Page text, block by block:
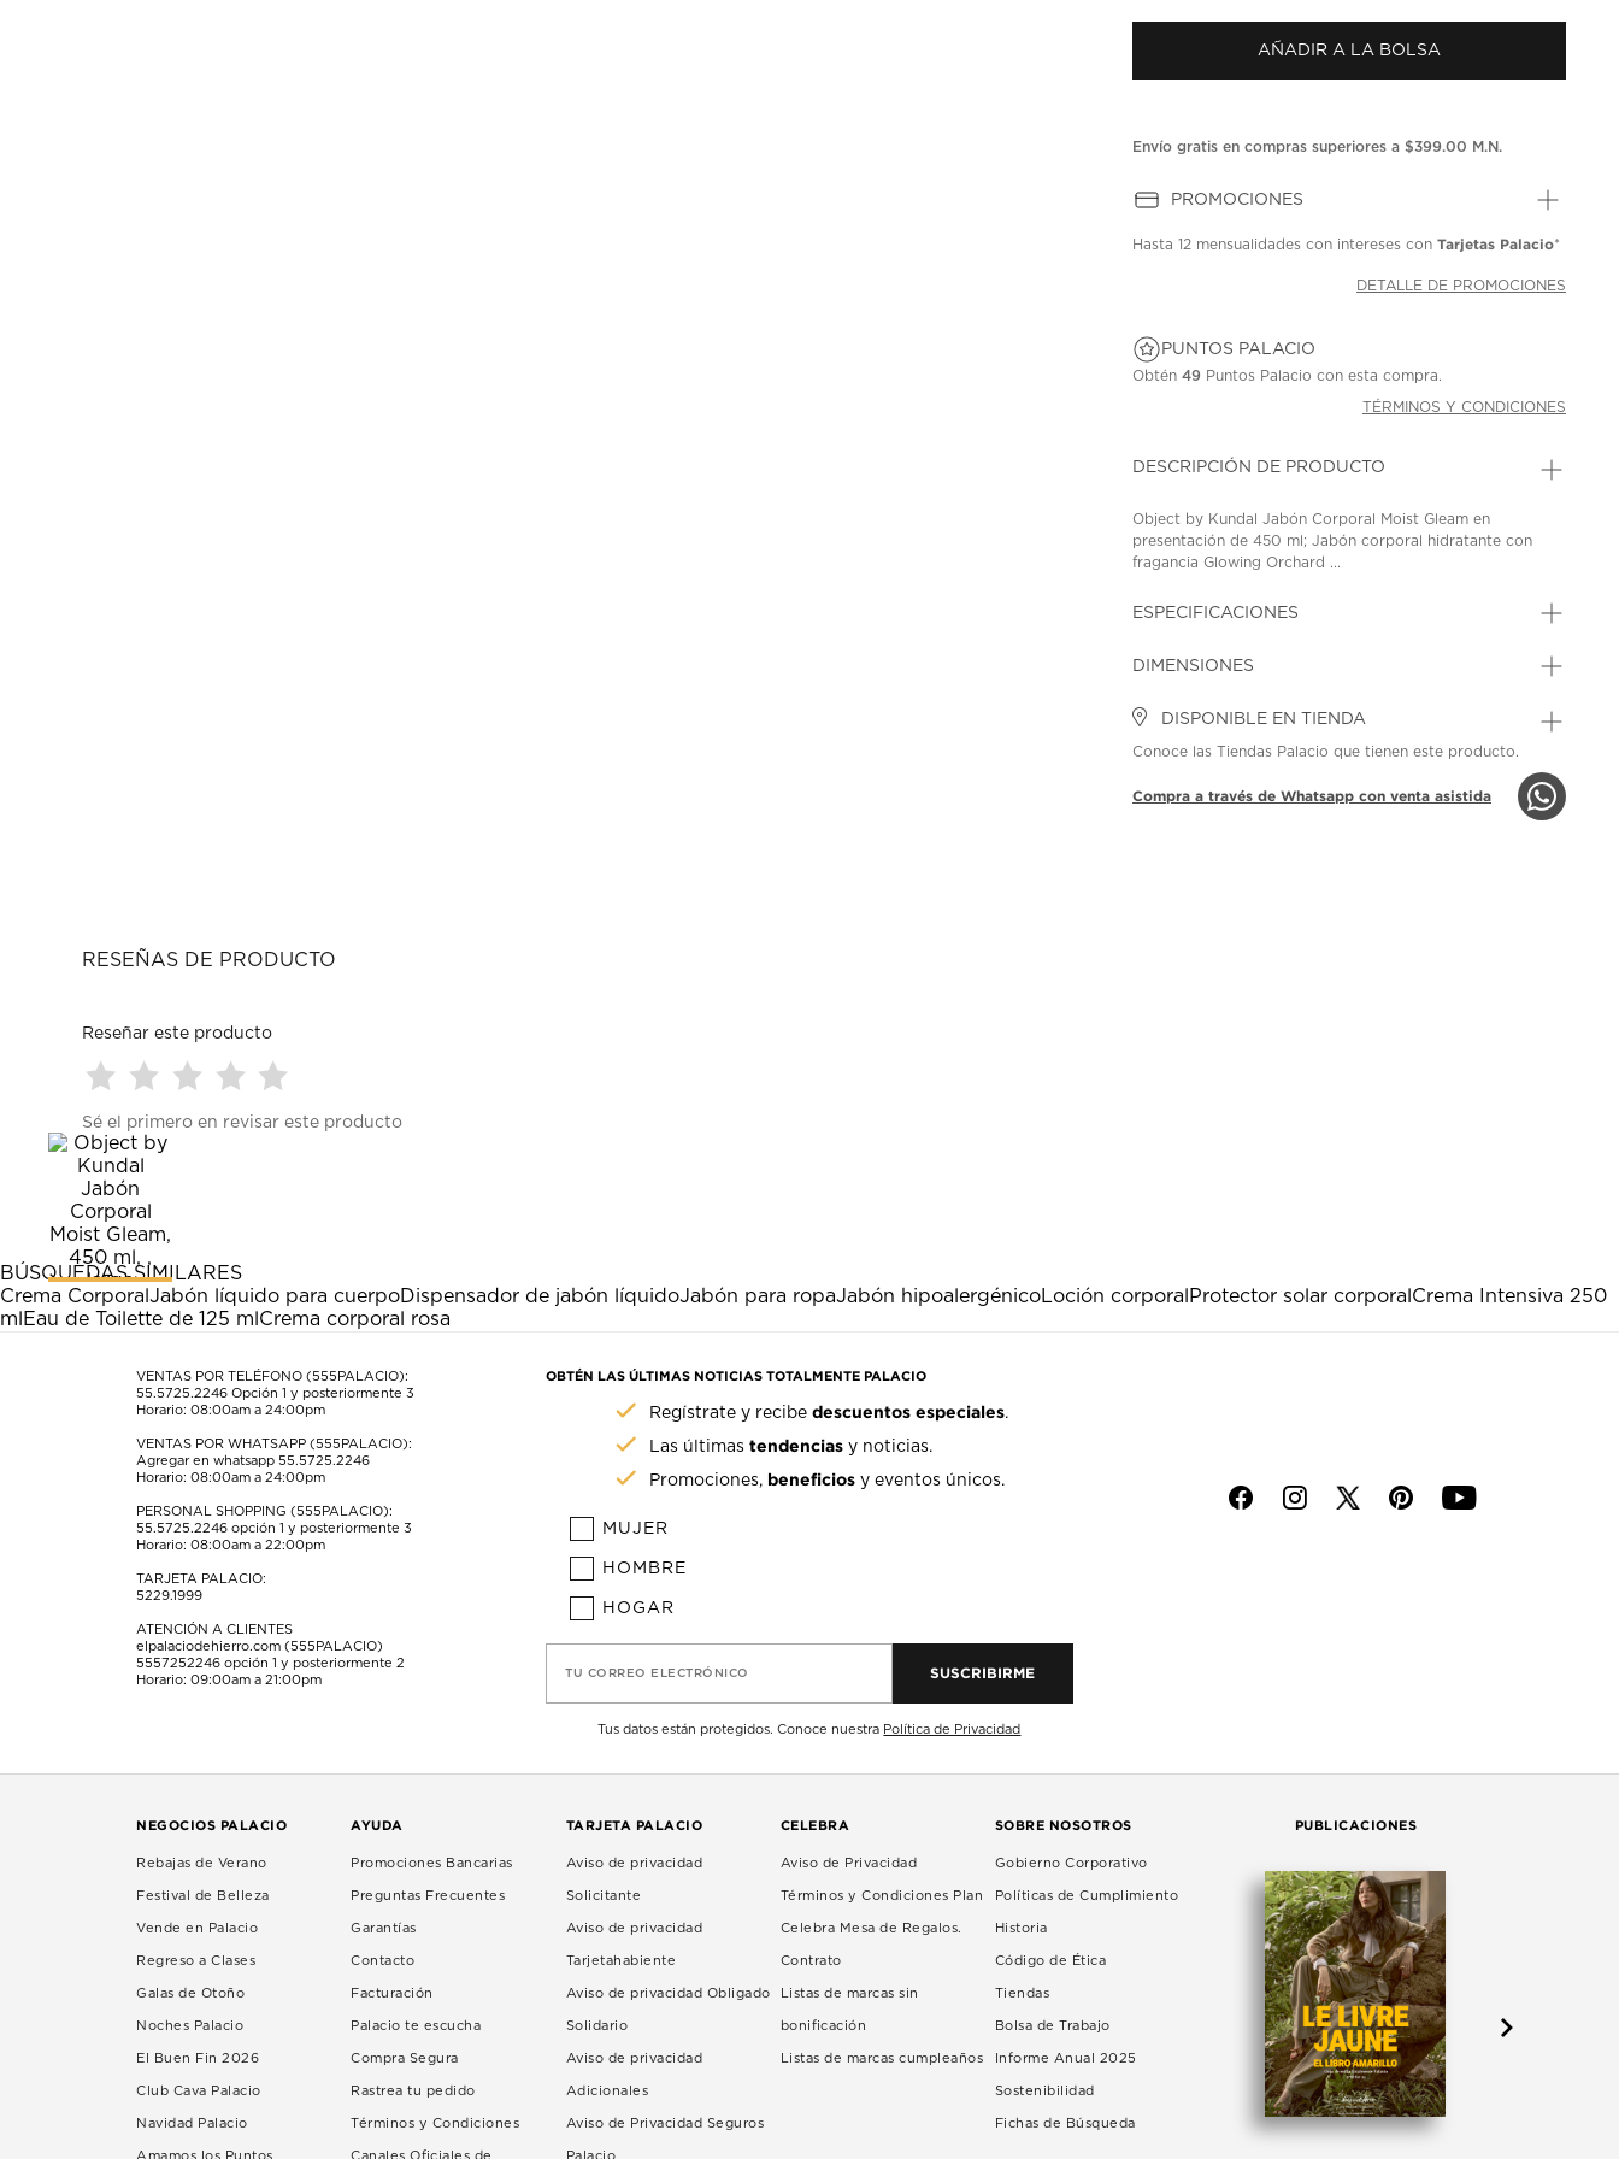
puntuación.
en
la
AÑADIR A LA BOLSA
Envío gratis en compras superiores a $399.00 M.N.
PROMOCIONES
Hasta12 mensualidades con intereses conTarjetas Palacio*
DETALLE DE PROMOCIONES
PUNTOS PALACIO
Obtén49 Puntos Palacio con esta compra.
TÉRMINOS Y CONDICIONES
DESCRIPCIÓN DE PRODUCTO
Object by Kundal Jabón Corporal Moist Gleam en
presentación de 450 ml; Jabón corporal hidratante con
fragancia Glowing Orchard ...
ESPECIFICACIONES
DIMENSIONES
DISPONIBLE EN TIENDA
Conoce las Tiendas Palacio que tienen este producto.
Compra a través de Whatsapp con venta asistida
RESEÑAS DE PRODUCTO
Reseñar este producto
para
calificar
el
artículo
con
1
estrella
Esta
acción
abrirá
formulario
para
calificar
el
artículo
con
2
estrellas.
Esta
acción
abrirá
formulario
de
para
3
estrellas.
Esta
acción
abrirá
formulario
de
para
estrellas.
Esta
acción
abrirá
formulario
de
para
Esta
acción
abrirá
formulario
de
envío.
Sé el primero en revisar este producto
BÚSQUEDAS SIMILARES
Crema Corporal Jabón líquido para cuerpoDispensador de jabón líquidoJabón para ropaJabón hipoalergénicoLoción corporal Protector solar corporal Crema Intensiva 250
ml Eau de Toilette de 125 ml Crema corporal rosa
VENTAS POR TELÉFONO (555PALACIO):
55.5725.2246 Opción 1 y posteriormente 3
Horario: 08:00am a 24:00pm
VENTAS POR WHATSAPP (555PALACIO):
Agregar en whatsapp 55.5725.2246
Horario: 08:00am a 24:00pm
PERSONAL SHOPPING (555PALACIO):
55.5725.2246 opción 1 y posteriormente 3
Horario: 08:00am a 22:00pm
TARJETA PALACIO:
5229.1999
ATENCIÓN A CLIENTES
elpalaciodehierro.com (555PALACIO)
5557252246 opción 1 y posteriormente 2
Horario: 09:00am a 21:00pm
OBTÉN LAS ÚLTIMAS NOTICIAS TOTALMENTE PALACIO
Regístrate y recibedescuentos especiales.
Las últimastendencias y noticias.
Promociones, beneficios y eventos únicos.
MUJER
HOMBRE
HOGAR
TU CORREO ELECTRÓNICO SUSCRIBIRME
Tus datos están protegidos. Conoce nuestra Política de Privacidad
f i p y
NEGOCIOS PALACIO
Rebajas de Verano
Festival de Belleza
Vende en Palacio
Regreso a Clases
Galas de Otoño
Noches Palacio
El Buen Fin 2026
Club Cava Palacio
Navidad Palacio
Amamos los Puntos
AYUDA
Promociones Bancarias
Preguntas Frecuentes
Garantías
Contacto
Facturación
Palacio te escucha
Compra Segura
Rastrea tu pedido
Términos y Condiciones
Canales Oficiales de
TARJETA PALACIO
Aviso de privacidad
Solicitante
Aviso de privacidad
Tarjetahabiente
Aviso de privacidad Obligado
Solidario
Aviso de privacidad
Adicionales
Aviso de Privacidad Seguros
Palacio
CELEBRA
Aviso de Privacidad
Términos y Condiciones Plan
Celebra Mesa de Regalos.
Contrato
Listas de marcas sin
bonificación
Listas de marcas cumpleaños
SOBRE NOSOTROS
Gobierno Corporativo
Políticas de Cumplimiento
Historia
Código de Ética
Tiendas
Bolsa de Trabajo
Informe Anual 2025
Sostenibilidad
Fichas de Búsqueda
PUBLICACIONES